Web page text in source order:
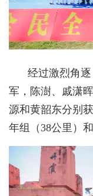
经过激烈角
军，陈澍、戚潇
源和黄韶东分别
年组（38公里）